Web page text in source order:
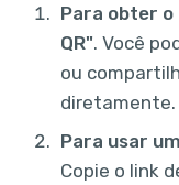
Para obter o
QR". Você
ou
diretamente.
Para usar
Copie o link